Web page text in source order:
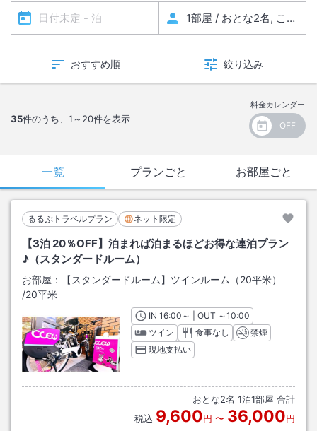
おすすめ順 絞り込み
35件のうち、 1～20件を表示
料金カレンダー
一覧 プランごと お部屋ごと
るるぶトラベルプラン ネット限定
【3泊 20％OFF】泊まれば泊まるほどお得な連泊プラン
♪（スタンダードルーム）
お部屋：
【スタンダードルーム】ツインルーム（20平米）
/20平米
INチェックイン
16:00 ～ | OUT チェックアウト
～10:00
ツイン
食事なし
禁煙
現地支払い
おとな2名 1泊1部屋 合計
税込 9,600円 〜 36,000円